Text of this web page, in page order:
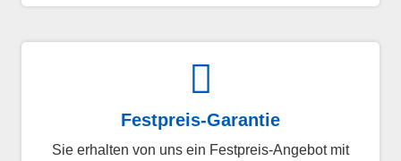
Festpreis-Garantie
Sie erhalten von uns ein Festpreis-Angebot mit